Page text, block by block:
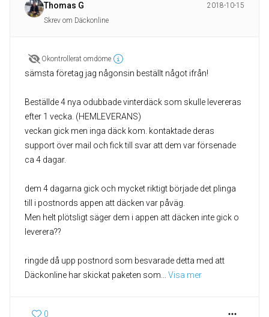
Thomas G
2018-10-15
Skrev om Däckonline
Okontrollerat omdöme
sämsta företag jag någonsin beställt något ifrån!
Beställde 4 nya odubbade vinterdäck som skulle levereras
efter 1 vecka. (HEMLEVERANS)
veckan gick men inga däck kom. kontaktade deras
support över mail och fick till svar att dem var försenade
ca 4 dagar.
dem 4 dagarna gick och mycket riktigt började det plinga
till i postnords appen att däcken var påväg.
Men helt plötsligt säger dem i appen att däcken inte gick o
leverera??
ringde då upp postnord som besvarade detta med att
Däckonline har skickat paketen som
Visa mer
0